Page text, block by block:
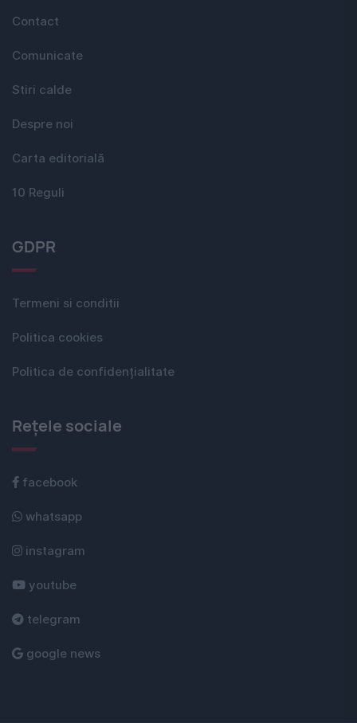
Contact
Comunicate
Stiri calde
Despre noi
Carta editorială
10 Reguli
GDPR
Termeni si conditii
Politica cookies
Politica de confidențialitate
Rețele sociale
facebook
whatsapp
instagram
youtube
telegram
google news